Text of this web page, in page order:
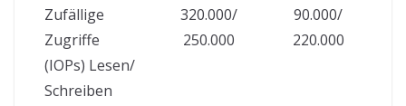
Zufällige
Zugriffe
(IOPs) Lesen/
Schreiben
320.000/
250.000
90.000/
220.000